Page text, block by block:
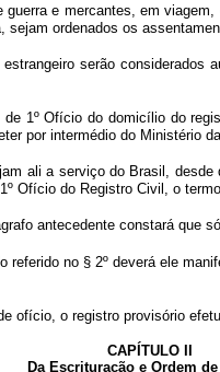
e mercantes, em
ordenados os
serão
1º Ofício do domicílio do
por intermédio do Ministério
ali a serviço do Brasil,
Ofício do Registro Civil, o
antecedente constará que
no § 2º deverá ele
ofício, o registro provisório
CAPÍTULO II
Da Escrituração e Ordem